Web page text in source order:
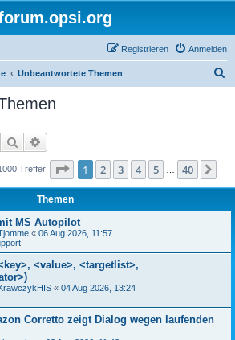
Anmelden
Registrieren
Unbeantwortete Themen
Suche
Treffer Seite 1von 40
1 2 3 4 5 40
Themen
MS Autopilot
« 06 Aug 2026, 11:57
<value>, <targetlist>,
« 04 Aug 2026, 13:24
Corretto zeigt Dialog wegen laufenden